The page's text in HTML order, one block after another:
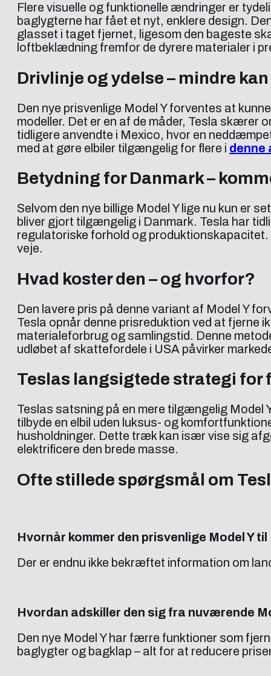
Flere visuelle og funktionelle ændringer er
baglygterne har fået et nyt, enklere design.
glasset i taget fjernet, ligesom den bageste
loftbeklædning fremfor de dyrere materialer i
Drivlinje og ydelse – mindre
Den nye prisvenlige Model Y forventes at
modeller. Det er en af de måder, Tesla skærer
tidligere anvendte i Mexico, hvor en
med at gøre elbiler tilgængelig for flere i denne
Betydning for Danmark –
Selvom den nye billige Model Y lige nu kun er
bliver gjort tilgængelig i Danmark. Tesla har
regulatoriske forhold og produktionskapacitet.
veje.
Hvad koster den – og hvorfor?
Den lavere pris på denne variant af Model Y
Tesla opnår denne prisreduktion ved at fjerne
materialeforbrug og samlingstid. Denne
udløbet af skattefordele i USA påvirker
Teslas langsigtede strategi for
Teslas satsning på en mere tilgængelig Model
tilbyde en elbil uden luksus- og
husholdninger. Dette træk kan især vise sig
elektrificere den brede masse.
Ofte stillede spørgsmål om
Hvornår kommer den prisvenlige Model Y
Der er endnu ikke bekræftet information om
Hvordan adskiller den sig fra nuværende
Den nye Model Y har færre funktioner som
baglygter og bagklap – alt for at reducere